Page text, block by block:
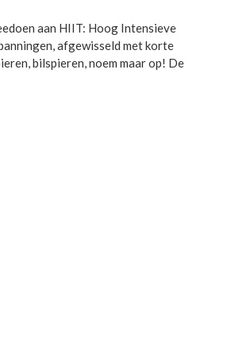
aan HIIT: Hoog Intensieve
afgewisseld met korte
bilspieren, noem maar op! De